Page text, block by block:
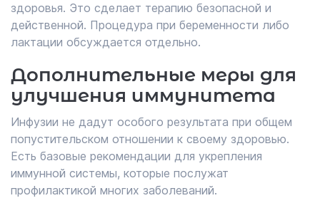
здоровья. Это сделает терапию безопасной и
действенной. Процедура при беременности либо
лактации обсуждается отдельно.
Дополнительные меры для
улучшения иммунитета
Инфузии не дадут особого результата при общем
попустительском отношении к своему здоровью.
Есть базовые рекомендации для укрепления
иммунной системы, которые послужат
профилактикой многих заболеваний.